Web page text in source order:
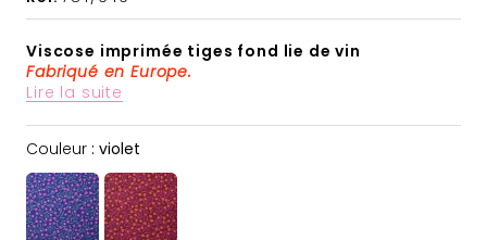
Viscose imprimée tiges fond lie de vin
Fabriqué en Europe.
Lire la suite
Couleur : violet